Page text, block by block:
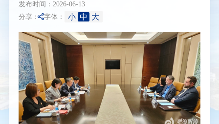
发布时间：2026-06-13
分享： 字体： 小 中 大